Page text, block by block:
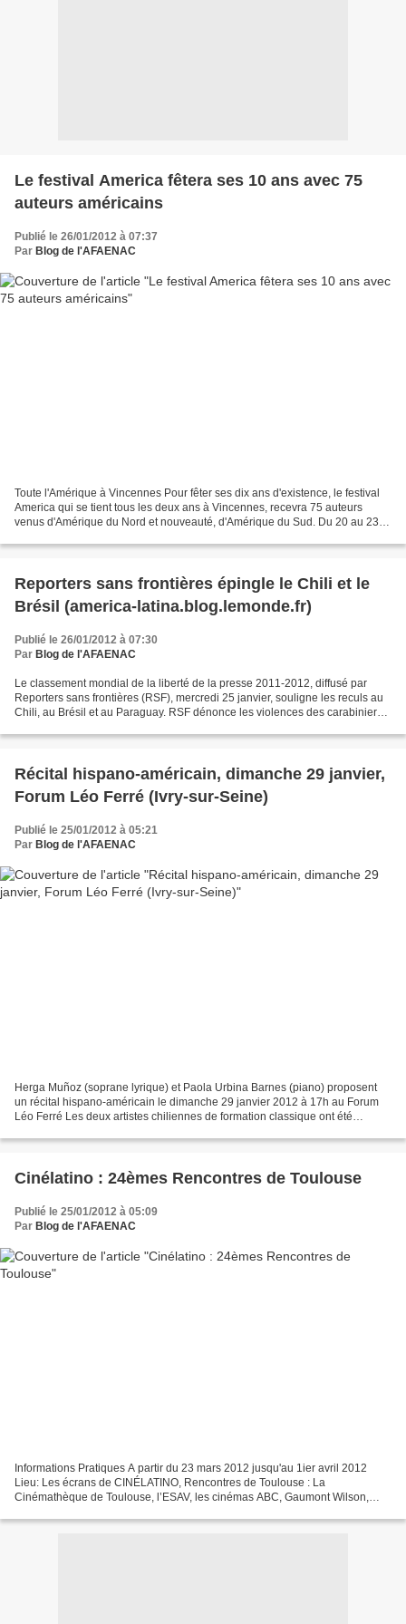
Le festival America fêtera ses 10 ans avec 75
auteurs américains
Publié le 26/01/2012 à 07:37
Par Blog de l'AFAENAC
Toute l'Amérique à Vincennes Pour fêter ses dix ans d'existence, le festival
America qui se tient tous les deux ans à Vincennes, recevra 75 auteurs
venus d'Amérique du Nord et nouveauté, d'Amérique du Sud. Du 20 au 23
Reporters sans frontières épingle le Chili et le
Brésil (america-latina.blog.lemonde.fr)
Publié le 26/01/2012 à 07:30
Par Blog de l'AFAENAC
Le classement mondial de la liberté de la presse 2011-2012, diffusé par
Reporters sans frontières (RSF), mercredi 25 janvier, souligne les reculs au
Chili, au Brésil et au Paraguay. RSF dénonce les violences des carabiniers
Récital hispano-américain, dimanche 29 janvier,
Forum Léo Ferré (Ivry-sur-Seine)
Publié le 25/01/2012 à 05:21
Par Blog de l'AFAENAC
Herga Muñoz (soprane lyrique) et Paola Urbina Barnes (piano) proposent
un récital hispano-américain le dimanche 29 janvier 2012 à 17h au Forum
Léo Ferré Les deux artistes chiliennes de formation classique ont été
Cinélatino : 24èmes Rencontres de Toulouse
Publié le 25/01/2012 à 05:09
Par Blog de l'AFAENAC
Informations Pratiques A partir du 23 mars 2012 jusqu'au 1ier avril 2012
Lieu: Les écrans de CINÉLATINO, Rencontres de Toulouse : La
Cinémathèque de Toulouse, l’ESAV, les cinémas ABC, Gaumont Wilson,